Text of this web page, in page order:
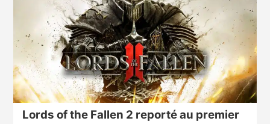
Lords of the Fallen 2 reporté au premier